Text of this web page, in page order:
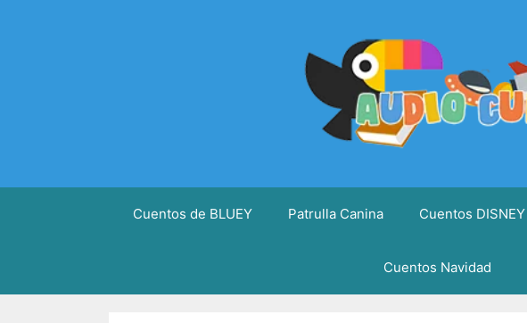
Cuentos de BLUEY Patrulla Canina Cuentos DISNEY
Cuentos Navidad